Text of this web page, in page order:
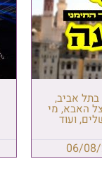
אביב,
האבא, מי
ועוד
06/